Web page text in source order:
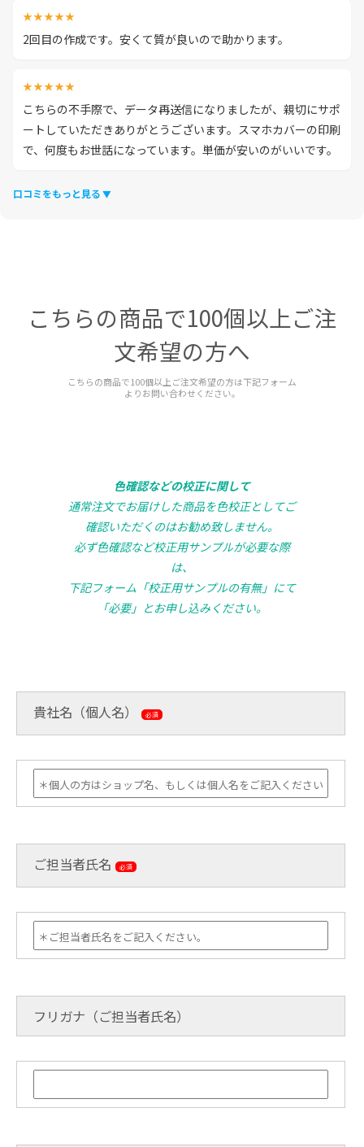
★★★★★
2回目の作成です。安くて質が良いので助かります。
★★★★★
こちらの不手際で、データ再送信になりましたが、親切にサポ
ートしていただきありがとうございます。スマホカバーの印刷
で、何度もお世話になっています。単価が安いのがいいです。
口コミをもっと見る
こちらの商品で100個以上ご注
文希望の方へ
こちらの商品で100個以上ご注文希望の方は下記フォーム
よりお問い合わせください。
色確認などの校正に関して
通常注文でお届けした商品を色校正としてご
確認いただくのはお勧め致しません。
必ず色確認など校正用サンプルが必要な際
は、
下記フォーム「校正用サンプルの有無」にて
「必要」とお申し込みください。
貴社名（個人名） 必須
ご担当者氏名 必須
フリガナ（ご担当者氏名）